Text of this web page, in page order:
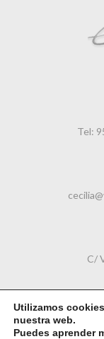
Tel:
C/
Avisol Legal
Utilizamos
nuestra web.
Puedes aprender